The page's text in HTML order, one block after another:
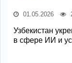
01.05.2026
Узбекистан
в сфере ИИ и